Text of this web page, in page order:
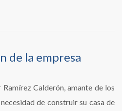
de la empresa
Ramírez Calderón, amante de los
de construir su casa de